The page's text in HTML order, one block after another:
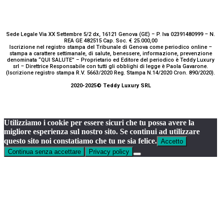
Sede Legale Via XX Settembre 5/2 dx, 16121 Genova (GE) – P. Iva 02391480999 – N.
REA GE 482515 Cap. Soc. € 25.000,00
Iscrizione nel registro stampa del Tribunale di Genova come periodico online –
stampa a carattere settimanale, di salute, benessere, informazione, prevenzione
denominata “QUI SALUTE” – Proprietario ed Editore del periodico è Teddy Luxury
srl – Direttrice Responsabile con tutti gli obblighi di legge è Paola Gavarone.
(Iscrizione registro stampa R.V. 5663/2020 Reg. Stampa N.14/2020 Cron. 890/2020).
2020-2025© Teddy Luxury SRL
Utilizziamo i cookie per essere sicuri che tu possa avere la
migliore esperienza sul nostro sito. Se continui ad utilizzare
questo sito noi constatiamo che tu ne sia felice. Accetto
Continua senza accettare
Privacy policy